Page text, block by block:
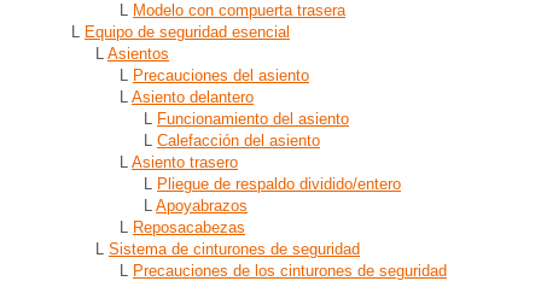
L Modelo con compuerta trasera
L Equipo de seguridad esencial
L Asientos
L Precauciones del asiento
L Asiento delantero
L Funcionamiento del asiento
L Calefacción del asiento
L Asiento trasero
L Pliegue de respaldo dividido/entero
L Apoyabrazos
L Reposacabezas
L Sistema de cinturones de seguridad
L Precauciones de los cinturones de seguridad